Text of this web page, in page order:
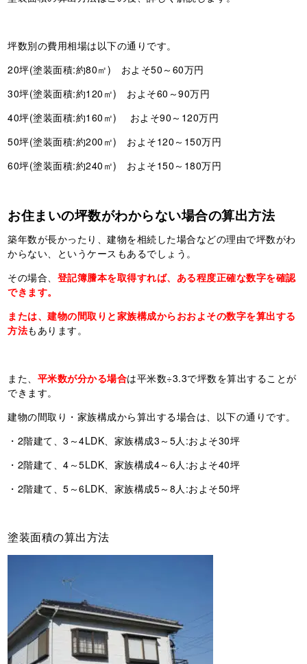
坪数別の費用相場は以下の通りです。
20坪(塗装面積:約80㎡) およそ50～60万円
30坪(塗装面積:約120㎡) およそ60～90万円
40坪(塗装面積:約160㎡) およそ90～120万円
50坪(塗装面積:約200㎡) およそ120～150万円
60坪(塗装面積:約240㎡) およそ150～180万円
お住まいの坪数がわからない場合の算出方法
築年数が長かったり、建物を相続した場合などの理由で坪数がわ
からない、というケースもあるでしょう。
その場合、 登記簿謄本を取得すれば、ある程度正確な数字を確認
できます。
または、建物の間取りと家族構成からおおよその数字を算出する
方法もあります。
また、 平米数が分かる場合は平米数÷3.3で坪数を算出することが
できます。
建物の間取り・家族構成から算出する場合は、以下の通りです。
・2階建て、3～4LDK、家族構成3～5人:およそ30坪
・2階建て、4～5LDK、家族構成4～6人:およそ40坪
・2階建て、5～6LDK、家族構成5～8人:およそ50坪
塗装面積の算出方法